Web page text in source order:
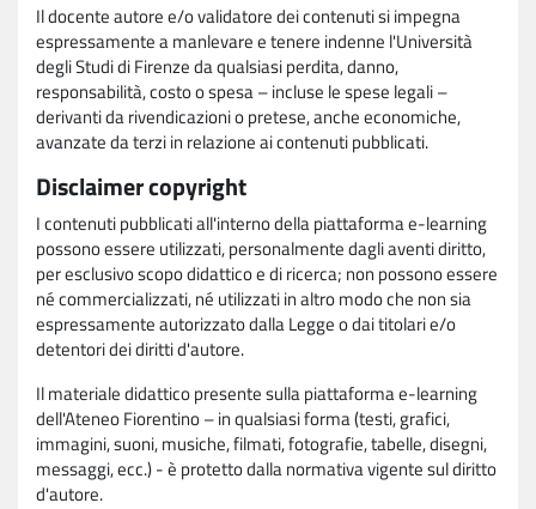
Il docente autore e/o validatore dei contenuti si impegna
espressamente a manlevare e tenere indenne l'Università
degli Studi di Firenze da qualsiasi perdita, danno,
responsabilità, costo o spesa – incluse le spese legali –
derivanti da rivendicazioni o pretese, anche economiche,
avanzate da terzi in relazione ai contenuti pubblicati.
Disclaimer copyright
I contenuti pubblicati all'interno della piattaforma e-learning
possono essere utilizzati, personalmente dagli aventi diritto,
per esclusivo scopo didattico e di ricerca; non possono essere
né commercializzati, né utilizzati in altro modo che non sia
espressamente autorizzato dalla Legge o dai titolari e/o
detentori dei diritti d'autore.
Il materiale didattico presente sulla piattaforma e-learning
dell'Ateneo Fiorentino – in qualsiasi forma (testi, grafici,
immagini, suoni, musiche, filmati, fotografie, tabelle, disegni,
messaggi, ecc.) - è protetto dalla normativa vigente sul diritto
d'autore.